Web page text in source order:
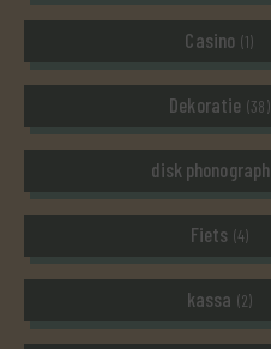
Casino (1)
Dekoratie (38)
disk phonograph
Fiets (4)
kassa (2)